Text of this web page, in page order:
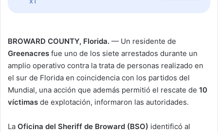
BROWARD COUNTY, Florida. — Un residente de
Greenacres fue uno de los siete arrestados durante un
amplio operativo contra la trata de personas realizado en
el sur de Florida en coincidencia con los partidos del
Mundial, una acción que además permitió el rescate de 10
víctimas de explotación, informaron las autoridades.
La Oficina del Sheriff de Broward (BSO) identificó al